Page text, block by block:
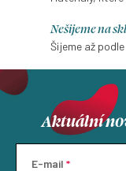
Nešijeme na
Šijeme až
Aktuální
E-mail